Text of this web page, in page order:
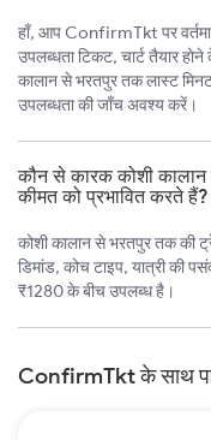
हाँ, आप ConfirmTkt पर
उपलब्धता टिकट, चार्ट तैयार
कालान से भरतपुर तक लास्ट मिनट
उपलब्धता की जाँच अवश्य करें।
कौन से कारक कोशी
कीमत को प्रभावित करते हैं?
कोशी कालान से भरतपुर तक की
डिमांड, कोच टाइप, यात्री की
₹1280 के बीच उपलब्ध है।
ConfirmTkt के साथ